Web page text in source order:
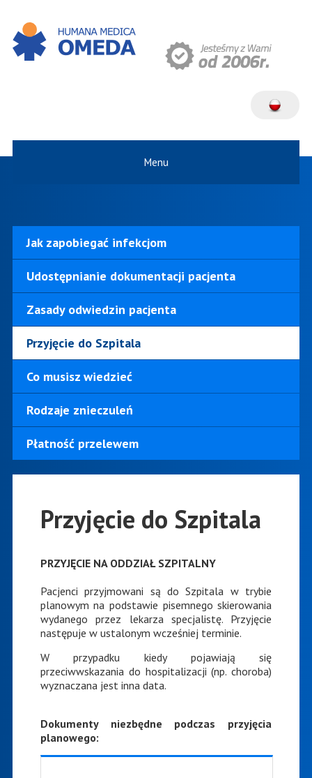
Menu
Jak zapobiegać infekcjom
Udostępnianie dokumentacji pacjenta
Zasady odwiedzin pacjenta
Przyjęcie do Szpitala
Co musisz wiedzieć
Rodzaje znieczuleń
Płatność przelewem
Przyjęcie do Szpitala
PRZYJĘCIE NA ODDZIAŁ SZPITALNY
Pacjenci przyjmowani są do Szpitala w trybie
planowym na podstawie pisemnego skierowania
wydanego przez lekarza specjalistę. Przyjęcie
następuje w ustalonym wcześniej terminie.
W przypadku kiedy pojawiają się
przeciwwskazania do hospitalizacji (np. choroba)
wyznaczana jest inna data.
Dokumenty niezbędne podczas przyjęcia
planowego: